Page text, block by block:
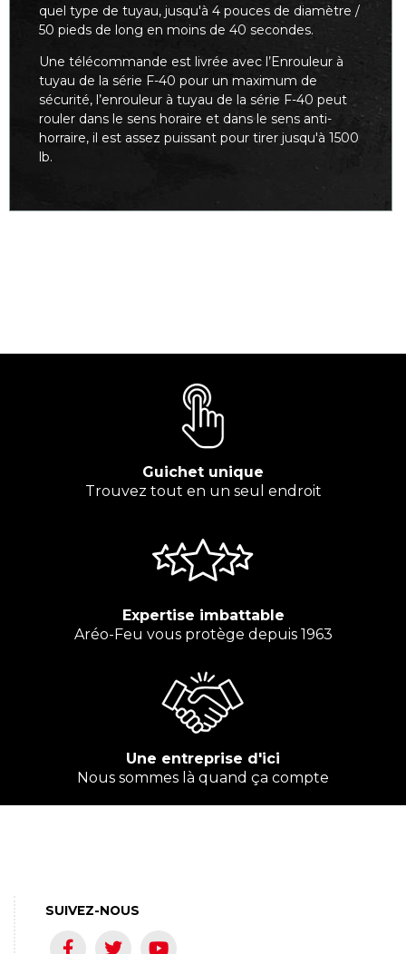
quel type de tuyau, jusqu'à 4 pouces de diamètre /
50 pieds de long en moins de 40 secondes.
Une télécommande est livrée avec l’Enrouleur à
tuyau de la série F-40 pour un maximum de
sécurité, l’enrouleur à tuyau de la série F-40 peut
rouler dans le sens horaire et dans le sens anti-
horraire, il est assez puissant pour tirer jusqu'à 1500
lb.
Guichet unique
Trouvez tout en un seul endroit
Expertise imbattable
Aréo-Feu vous protège depuis 1963
Une entreprise d'ici
Nous sommes là quand ça compte
SUIVEZ-NOUS